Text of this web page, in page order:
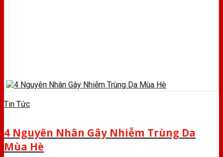
Tin Tức
4 Nguyên Nhân Gây Nhiễm Trùng Da
Mùa Hè